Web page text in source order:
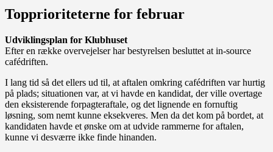
Topprioriteterne for februar
Udviklingsplan for Klubhuset
Efter en række overvejelser har bestyrelsen besluttet at in-source
cafédriften.
I lang tid så det ellers ud til, at aftalen omkring cafédriften var hurtig
på plads; situationen var, at vi havde en kandidat, der ville overtage
den eksisterende forpagteraftale, og det lignende en fornuftig
løsning, som nemt kunne eksekveres. Men da det kom på bordet, at
kandidaten havde et ønske om at udvide rammerne for aftalen,
kunne vi desværre ikke finde hinanden.